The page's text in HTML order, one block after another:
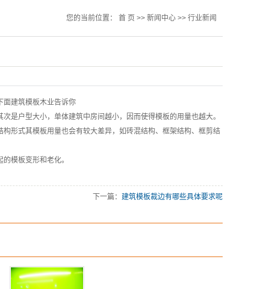
您的当前位置： 首 页 >> 新闻中心 >> 行业新闻
面建筑模板木业告诉你
户型大小，单体建筑中房间越小，因而使得模板的用量也越大。
形式其模板用量也会有较大差异，如砖混结构、框架结构、框剪结
模板变形和老化。
下一篇： 建筑模板裁边有哪些具体要求呢